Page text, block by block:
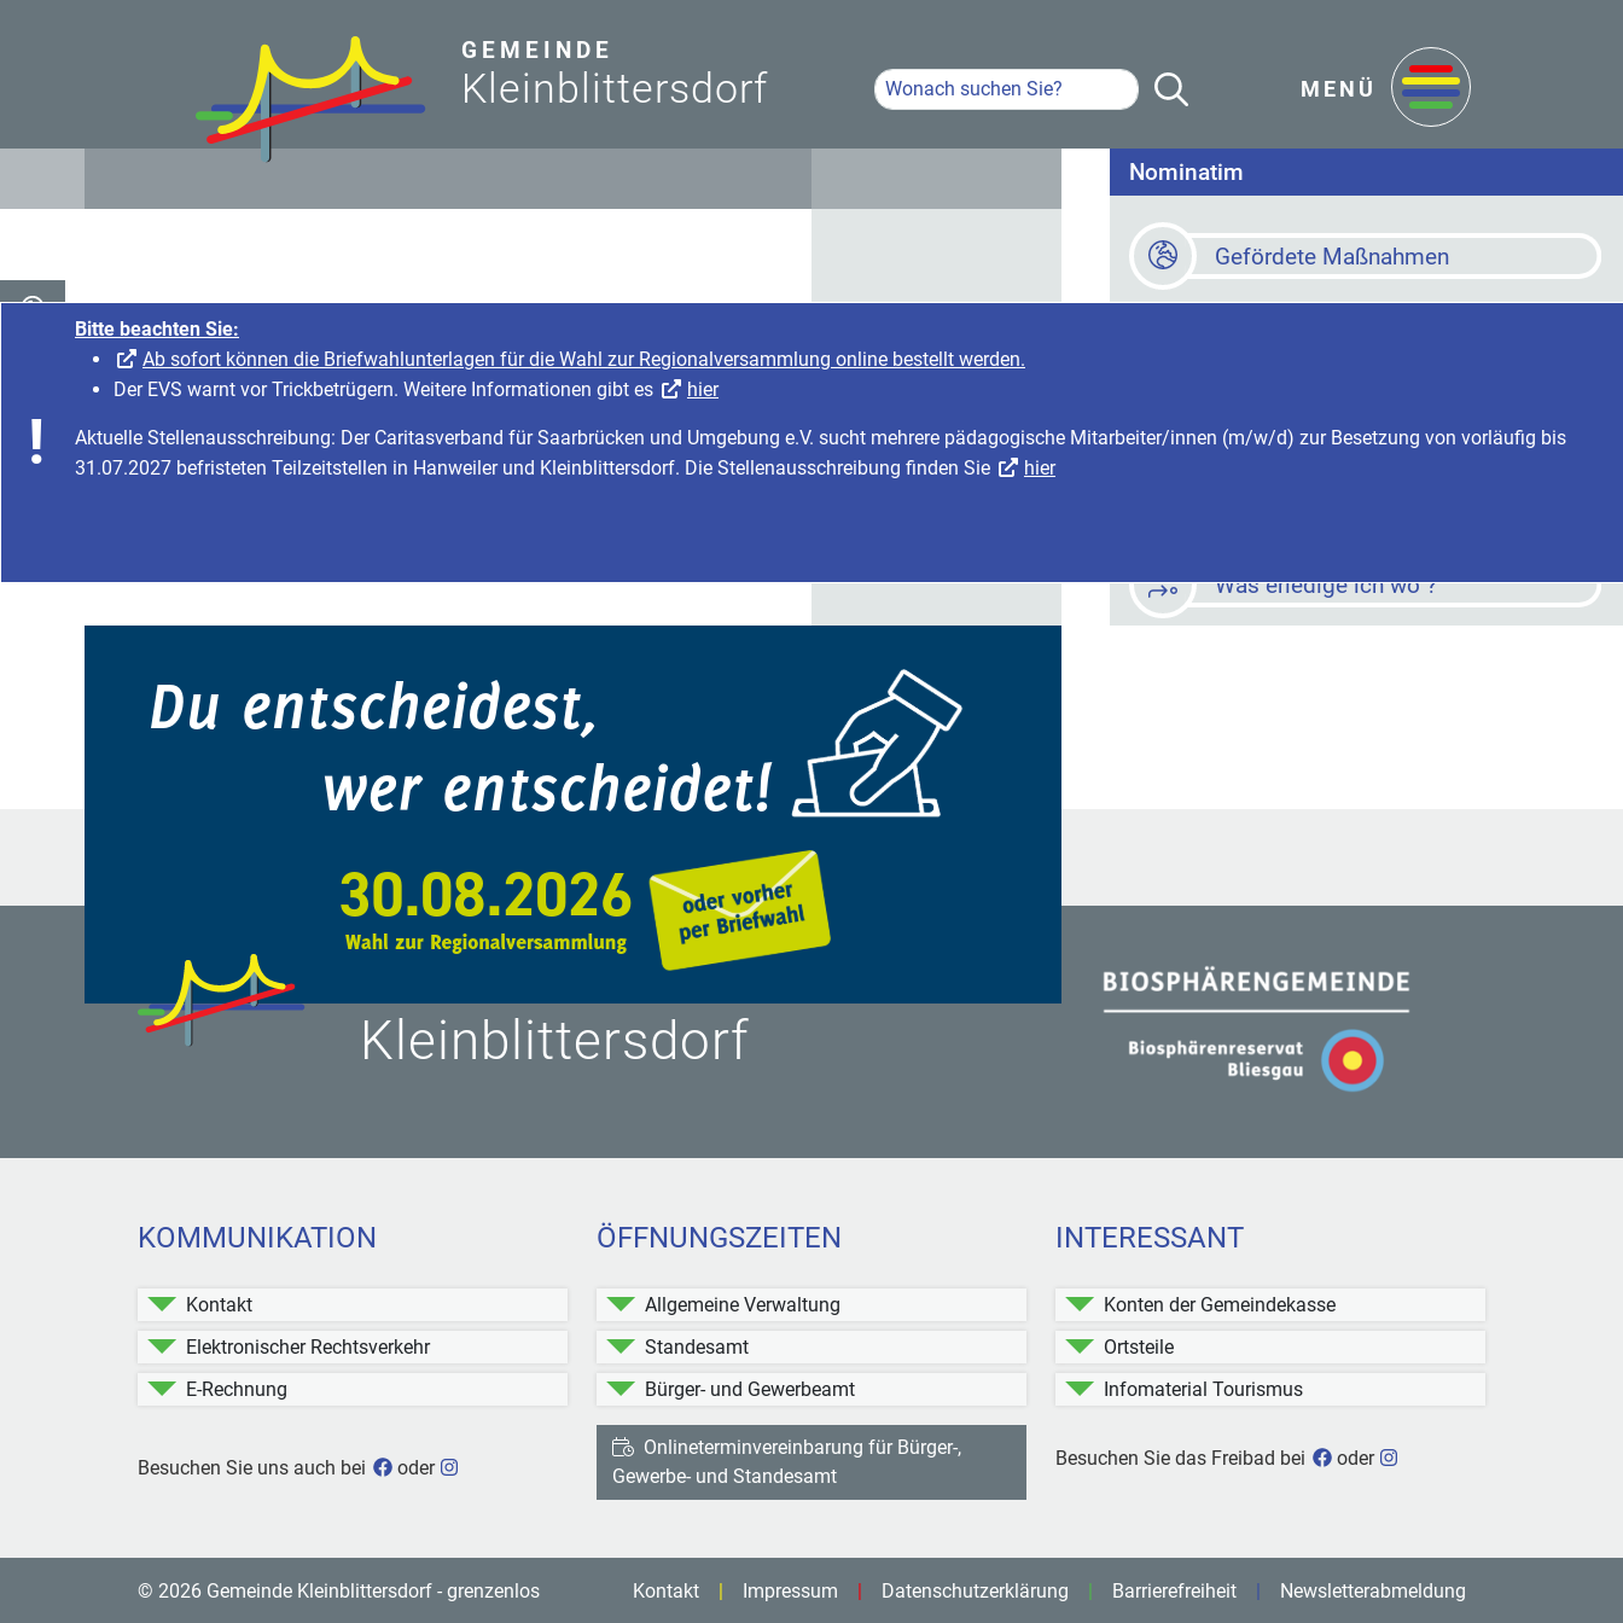
Bitte beachten Sie:
Ab sofort können die Briefwahlunterlagen für die Wahl zur Regionalversammlung online bestellt werden.
Der EVS warnt vor Trickbetrügern. Weitere Informationen gibt es
hier
Aktuelle Stellenausschreibung: Der Caritasverband für Saarbrücken und Umgebung e.V. sucht mehrere pädagogische Mitarbeiter/innen (m/w/d) zur Besetzung von vorläufig bis
31.07.2027 befristeten Teilzeitstellen in Hanweiler und Kleinblittersdorf. Die Stellenausschreibung finden Sie
hier
GEMEINDE
Kleinblittersdorf Volltextsuche
Hier Suchbegriff eingeben Suche Starten
MENÜ
Nominatim
Gefördete Maßnahmen
Was erledige ich wo ?
Kleinblittersdorf
KOMMUNIKATION
Kontakt
Elektronischer Rechtsverkehr
E-Rechnung
Besuchen Sie uns auch bei Gemeinde Kleinblittersdorf bei Facebook
oder Gemeinde Kleinblittersdorf bei Instagram
ÖFFNUNGSZEITEN
Allgemeine Verwaltung
Standesamt
Bürger- und Gewerbeamt
Onlineterminvereinbarung für Bürger-,
Gewerbe- und Standesamt
INTERESSANT
Konten der Gemeindekasse
Ortsteile
Infomaterial Tourismus
Besuchen Sie das Freibad bei Freibad Kleinblittersdorf bei
oder Freibad Kleinblittersdorf
© 2026 Gemeinde Kleinblittersdorf - grenzenlos Kontakt Impressum Datenschutzerklärung Barrierefreiheit Newsletterabmeldung